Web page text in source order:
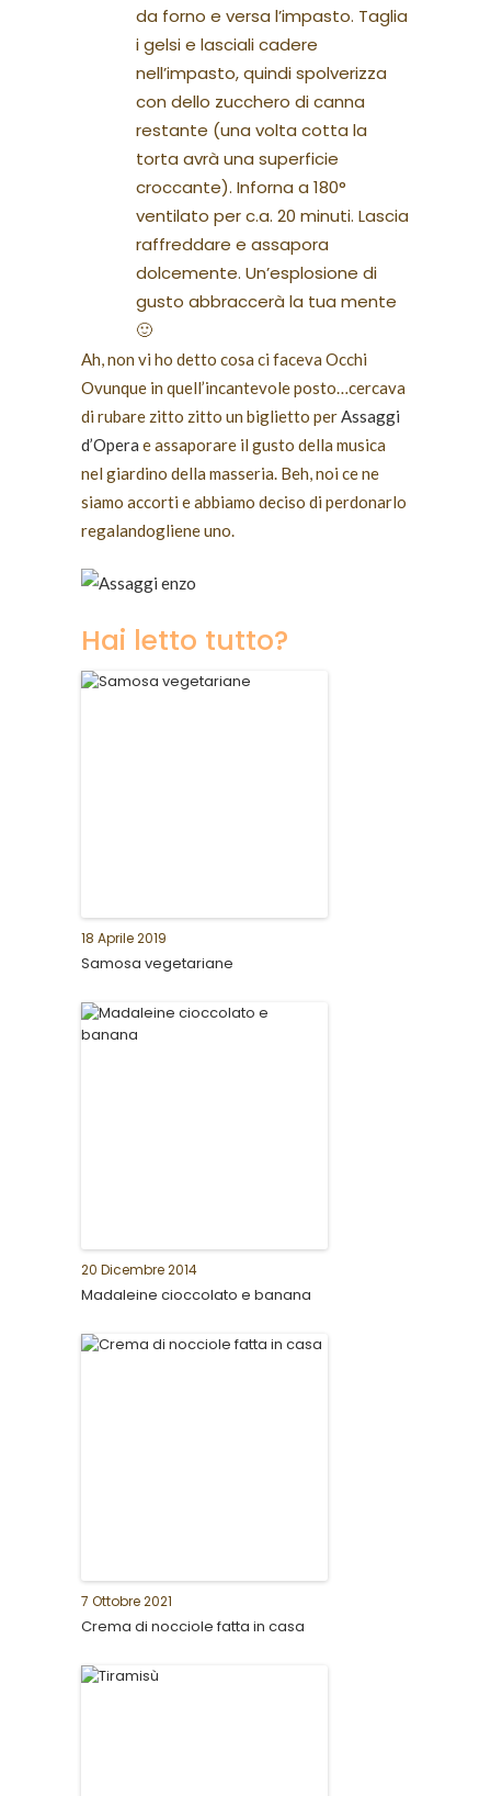
da forno e versa l’impasto. Taglia
i gelsi e lasciali cadere
nell’impasto, quindi spolverizza
con dello zucchero di canna
restante (una volta cotta la
torta avrà una superficie
croccante). Inforna a 180°
ventilato per c.a. 20 minuti. Lascia
raffreddare e assapora
dolcemente. Un’esplosione di
gusto abbraccerà la tua mente
🙂
Ah, non vi ho detto cosa ci faceva Occhi
Ovunque in quell’incantevole posto…cercava
di rubare zitto zitto un biglietto perAssaggi
d’Opera e assaporare il gusto della musica
nel giardino della masseria. Beh, noi ce ne
siamo accorti e abbiamo deciso di perdonarlo
regalandogliene uno.
Hai letto tutto?
18 Aprile 2019
Samosa vegetariane
20 Dicembre 2014
Madaleine cioccolato e banana
7 Ottobre 2021
Crema di nocciole fatta in casa